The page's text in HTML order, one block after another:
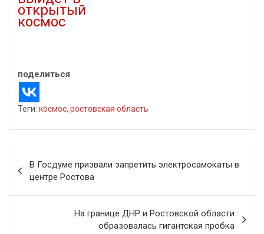
открытый
космос
поделиться
Теги: космос, ростовская область
по
записям
В Госдуме призвали запретить электросамокаты в
центре Ростова
На границе ДНР и Ростовской области
образовалась гигантская пробка